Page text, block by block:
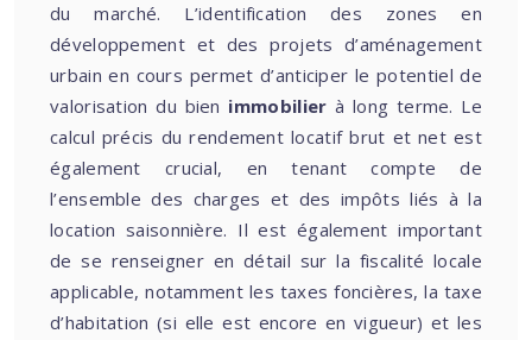
du marché. L’identification des zones en
développement et des projets d’aménagement
urbain en cours permet d’anticiper le potentiel de
valorisation du bien immobilierà long terme. Le
calcul précis du rendement locatif brut et net est
également crucial, en tenant compte de
l’ensemble des charges et des impôts liés à la
location saisonnière. Il est également important
de se renseigner en détail sur la fiscalité locale
applicable, notamment les taxes foncières, la taxe
d’habitation (si elle est encore en vigueur) et les